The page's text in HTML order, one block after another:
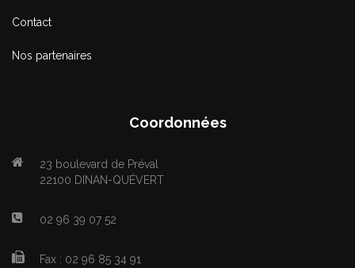
Contact
Nos partenaires
Coordonnées
23 boulevard de Préval
22100 DINAN-QUÉVERT
02 96 39 07 52
Fax : 02 96 85 34 91